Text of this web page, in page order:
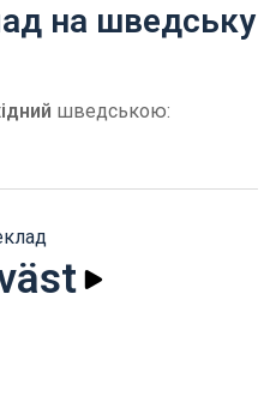
на шведську
шведською: